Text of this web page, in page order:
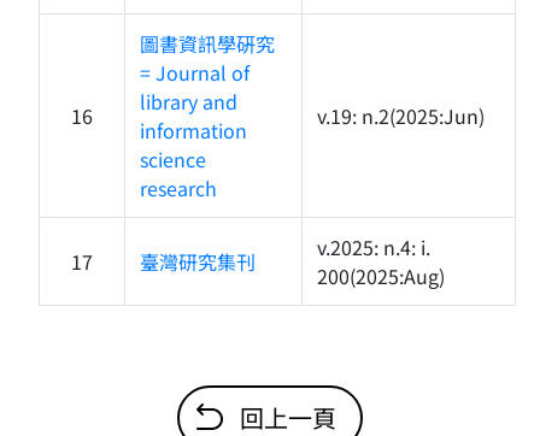
16
圖書資訊學硏究
= Journal of
library and
information
science
research
v.19: n.2(2025:Jun)
17 臺灣研究集刊
v.2025: n.4: i.
200(2025:Aug)
回上一頁